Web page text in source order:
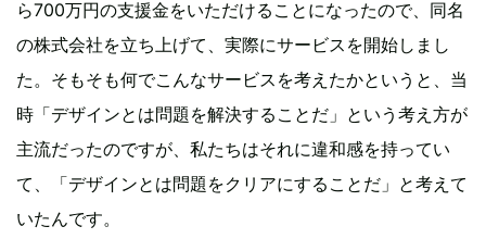
ら700万円の支援金をいただけることになったので、同名
の株式会社を立ち上げて、実際にサービスを開始しまし
た。そもそも何でこんなサービスを考えたかというと、当
時「デザインとは問題を解決することだ」という考え方が
主流だったのですが、私たちはそれに違和感を持ってい
て、「デザインとは問題をクリアにすることだ」と考えて
いたんです。